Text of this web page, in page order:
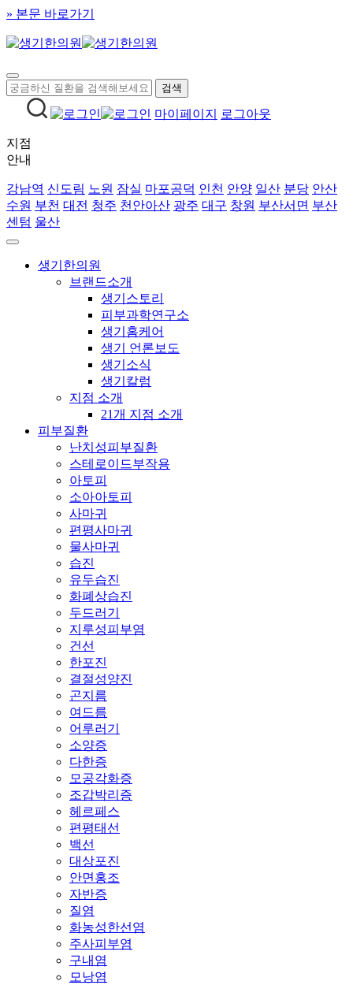
» 본문 바로가기
마이페이지 로그아웃
지점
안내
강남역 신도림 노원 잠실 마포공덕 인천 안양 일산 분당 안산
수원 부천 대전 청주 천안아산 광주 대구 창원 부산서면 부산
센텀 울산
생기한의원
브랜드소개
생기스토리
피부과학연구소
생기홈케어
생기 언론보도
생기소식
생기칼럼
지점 소개
21개 지점 소개
피부질환
난치성피부질환
스테로이드부작용
아토피
소아아토피
사마귀
편평사마귀
물사마귀
습진
유두습진
화폐상습진
두드러기
지루성피부염
건선
한포진
결절성양진
곤지름
여드름
어루러기
소양증
다한증
모공각화증
조갑박리증
헤르페스
편평태선
백선
대상포진
안면홍조
자반증
질염
화농성한선염
주사피부염
구내염
모낭염